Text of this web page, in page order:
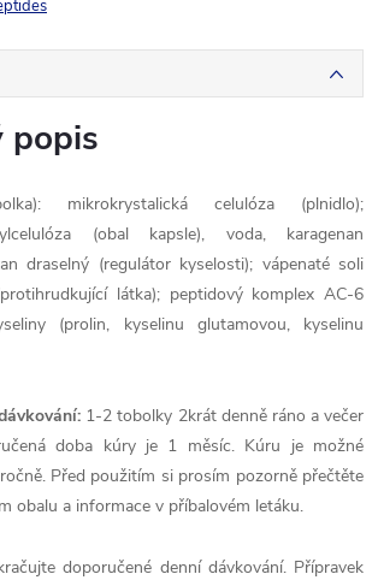
popis
mikrokrystalická celulóza (plnidlo);
(obal kapsle), voda, karagenan
draselný (regulátor kyselosti); vápenaté soli
látka); peptidový komplex AC-6
(prolin, kyselinu glutamovou, kyselinu
: 1-2 tobolky 2krát denně ráno a večer
doba kúry je 1 měsíc. Kúru je možné
Před použitím si prosím pozorně přečtěte
obalu a informace v příbalovém letáku.
doporučené denní dávkování. Přípravek